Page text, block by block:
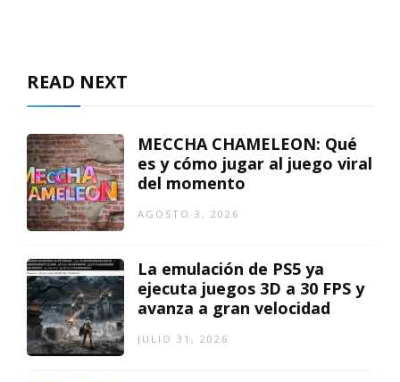
READ NEXT
MECCHA CHAMELEON: Qué
es y cómo jugar al juego viral
del momento
AGOSTO 3, 2026
La emulación de PS5 ya
ejecuta juegos 3D a 30 FPS y
avanza a gran velocidad
JULIO 31, 2026